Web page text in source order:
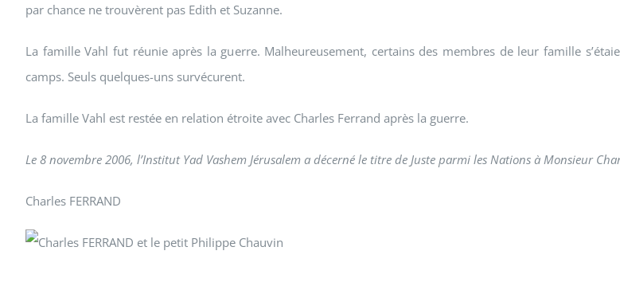
par chance ne trouvèrent pas Edith et Suzanne.
La famille Vahl fut réunie après la guerre. Malheureusement, certains des membres de leur famille
camps. Seuls quelques-uns survécurent.
La famille Vahl est restée en relation étroite avec Charles Ferrand après la guerre.
Le 8 novembre 2006, l’Institut Yad Vashem Jérusalem a décerné le titre de Juste parmi les Nations à Monsieur
Charles FERRAND